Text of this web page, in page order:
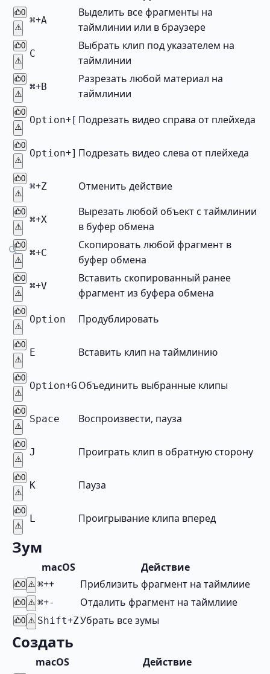
0
⚠️
⌘+A
Выделить все фрагменты на
таймлинии или в браузере
0
⚠️
C
Выбрать клип под указателем на
таймлинии
0
⚠️
⌘+B
Разрезать любой материал на
таймлинии
0
⚠️
Option+[ Подрезать видео справа от плейхеда
0
⚠️
Option+] Подрезать видео слева от плейхеда
0
⚠️
⌘+Z Отменить действие
0
⚠️
⌘+X
Вырезать любой объект с таймлинии
в буфер обмена
0
⚠️
⌘+C
Скопировать любой фрагмент в
буфер обмена
0
⚠️
⌘+V
Вставить скопированный ранее
фрагмент из буфера обмена
0
⚠️
Option Продублировать
0
⚠️
E Вставить клип на таймлинию
0
⚠️
Option+G Объединить выбранные клипы
0
⚠️
Space Воспроизвести, пауза
0
⚠️
J Проиграть клип в обратную сторону
0
⚠️
K Пауза
0
⚠️
L Проигрывание клипа вперед
Зум
macOS Действие
0 ⚠️ ⌘++ Приблизить фрагмент на таймлиие
0 ⚠️ ⌘+- Отдалить фрагмент на таймлиие
0 ⚠️ Shift+ZУбрать все зумы
Создать
macOS Действие